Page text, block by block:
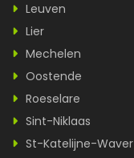
Leuven
Lier
Mechelen
Oostende
Roeselare
Sint-Niklaas
St-Katelijne-Waver